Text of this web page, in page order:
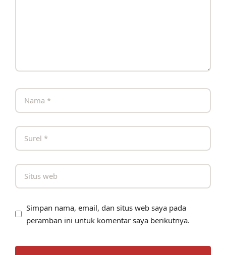
Simpan nama, email, dan situs web saya pada
peramban ini untuk komentar saya berikutnya.